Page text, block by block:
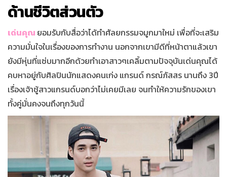
ด้านชีวิตส่วนตัว
เด่นคุณ ยอมรับกับสื่อว่าได้ทำศัลยกรรมจมูกมาใหม่ เพื่อที่จะเสริม
ความมั่นใจในเรื่องของการทำงาน นอกจากเขามีดีที่หน้าตาแล้วเขา
ยังมีหุ่นที่แซ่บมากอีกด้วยทำเอาสาวๆเคลิ้มตามปัจจุบันเด่นคุณได้
คบหาอยู่กับศิลปินนักแสดงคนเก่ง แกรนด์ กรณ์ภัสสร นานถึง 3ปี
เรื่องเจ้าชู้สาวแกรนด์บอกว่าไม่เคยมีเลย จนทำให้ความรักของเขา
ทั้งคู่มั่นคงจนถึงทุกวันนี้